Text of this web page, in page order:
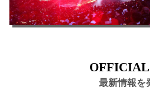
OFFICIAL
最新情報を